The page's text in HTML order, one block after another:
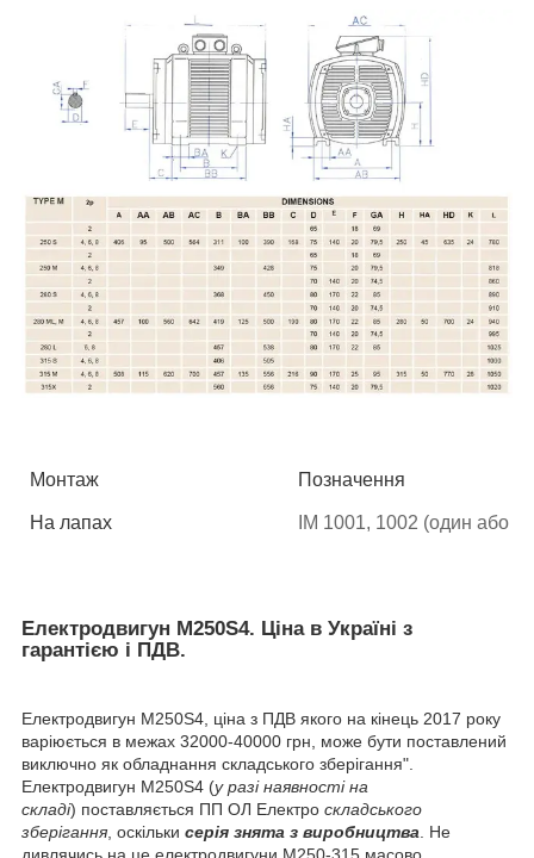
Монтаж Позначення
На лапах IM 1001, 1002 (один або
Електродвигун М250Ѕ4. Ціна в Україні з
гарантією і ПДВ.
Електродвигун М250Ѕ4, ціна з ПДВ якого на кінець 2017 року
варіюється в межах 32000-40000 грн, може бути поставлений
виключно як обладнання складського зберігання".
Електродвигун М250Ѕ4 (у разі наявності на
складі) поставляється ПП ОЛ Електро складського
зберігання , оскільки серія знята з виробництва . Не